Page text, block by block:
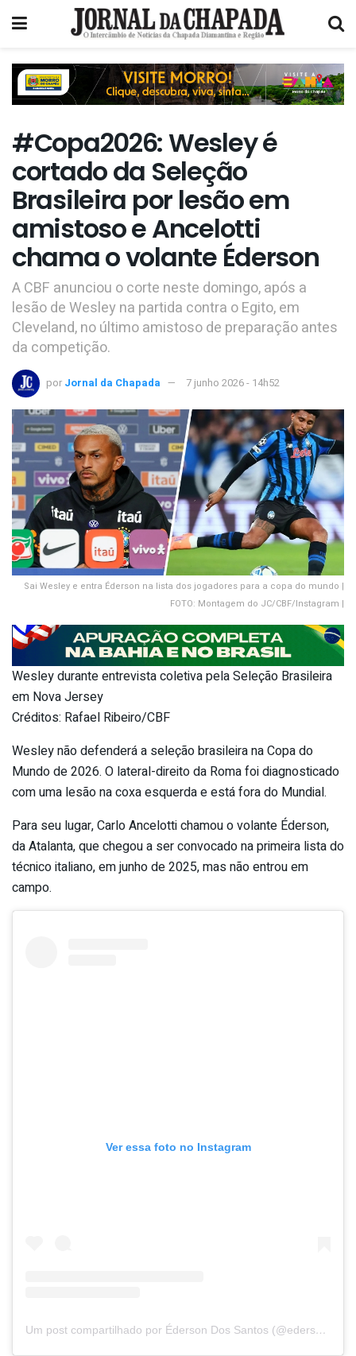
#Copa2026: Wesley é
cortado da Seleção
Brasileira por lesão em
amistoso e Ancelotti
chama o volante Éderson
A CBF anunciou o corte neste domingo, após a
lesão de Wesley na partida contra o Egito, em
Cleveland, no último amistoso de preparação antes
da competição.
por Jornal da Chapada 7 junho 2026 - 14h52
Sai Wesley e entra Éderson na lista dos jogadores para a copa do mundo |
FOTO: Montagem do JC/CBF/Instagram |
Wesley durante entrevista coletiva pela Seleção Brasileira
em Nova Jersey
Créditos: Rafael Ribeiro/CBF
Wesley não defenderá a seleção brasileira na Copa do
Mundo de 2026. O lateral-direito da Roma foi diagnosticado
com uma lesão na coxa esquerda e está fora do Mundial.
Para seu lugar, Carlo Ancelotti chamou o volante Éderson,
da Atalanta, que chegou a ser convocado na primeira lista do
técnico italiano, em junho de 2025, mas não entrou em
campo.
Ver essa foto no Instagram
Um post compartilhado por Éderson Dos Santos (@ederson99)